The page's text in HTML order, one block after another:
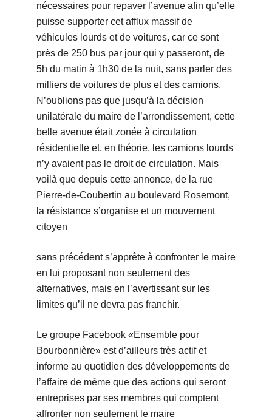
nécessaires pour repaver l’avenue afin qu’elle
puisse supporter cet afflux massif de
véhicules lourds et de voitures, car ce sont
près de 250 bus par jour qui y passeront, de
5h du matin à 1h30 de la nuit, sans parler des
milliers de voitures de plus et des camions.
N’oublions pas que jusqu’à la décision
unilatérale du maire de l’arrondissement, cette
belle avenue était zonée à circulation
résidentielle et, en théorie, les camions lourds
n’y avaient pas le droit de circulation. Mais
voilà que depuis cette annonce, de la rue
Pierre-de-Coubertin au boulevard Rosemont,
la résistance s’organise et un mouvement
citoyen
sans précédent s’apprête à confronter le maire
en lui proposant non seulement des
alternatives, mais en l’avertissant sur les
limites qu’il ne devra pas franchir.
Le groupe Facebook «Ensemble pour
Bourbonnière» est d’ailleurs très actif et
informe au quotidien des développements de
l’affaire de même que des actions qui seront
entreprises par ses membres qui comptent
affronter non seulement le maire